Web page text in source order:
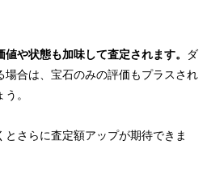
値や状態も加味して査定されます。
ダ
場合は、宝石のみの評価もプラスされ
。
さらに査定額アップが期待できま